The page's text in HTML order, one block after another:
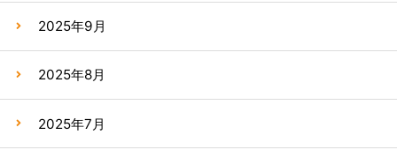
2025年9月
2025年8月
2025年7月